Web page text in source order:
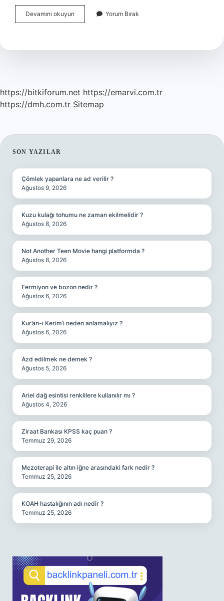
Devamını okuyun
Kaldırmak
Mi
Yorum Bırak
https://bitkiforum.net https://emarvi.com.tr
https://dmh.com.tr Sitemap
SIDEBAR
SON YAZILAR
Çömlek yapanlara ne ad verilir ?
Ağustos 9, 2026
Kuzu kulağı tohumu ne zaman ekilmelidir ?
Ağustos 8, 2026
Not Another Teen Movie hangi platformda ?
Ağustos 8, 2026
Fermiyon ve bozon nedir ?
Ağustos 6, 2026
Kur’an-ı Kerim’i neden anlamalıyız ?
Ağustos 6, 2026
Azd edilmek ne demek ?
Ağustos 5, 2026
Ariel dağ esintisi renklilere kullanılır mı ?
Ağustos 4, 2026
Ziraat Bankası KPSS kaç puan ?
Temmuz 29, 2026
Mezoterapi ile altın iğne arasındaki fark nedir ?
Temmuz 25, 2026
KOAH hastalığının adı nedir ?
Temmuz 25, 2026